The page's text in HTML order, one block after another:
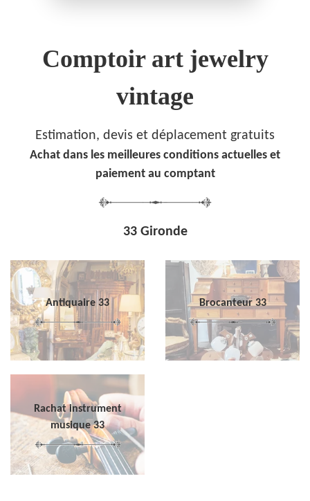
Comptoir art jewelry
vintage
Estimation, devis et déplacement gratuits
Achat dans les meilleures conditions actuelles et
paiement au comptant
33 Gironde
Antiquaire 33 Brocanteur 33
Rachat instrument
musique 33